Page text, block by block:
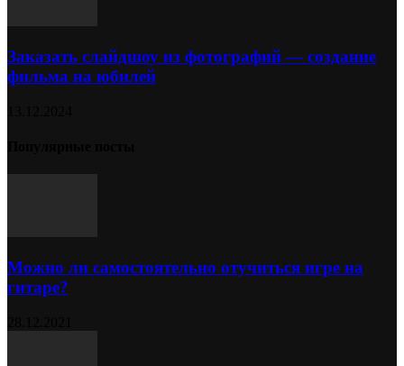
Заказать слайдшоу из фотографий — создание
фильма на юбилей
Можно ли самостоятельно отучиться игре на
гитаре?